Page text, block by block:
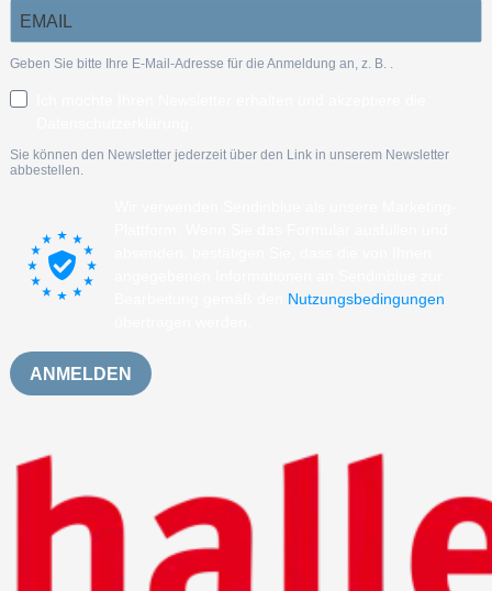
Geben Sie bitte Ihre E-Mail-Adresse für die Anmeldung an, z. B. .
Sie können den Newsletter jederzeit über den Link in unserem Newsletter
abbestellen.
Nutzungsbedingungen
ANMELDEN